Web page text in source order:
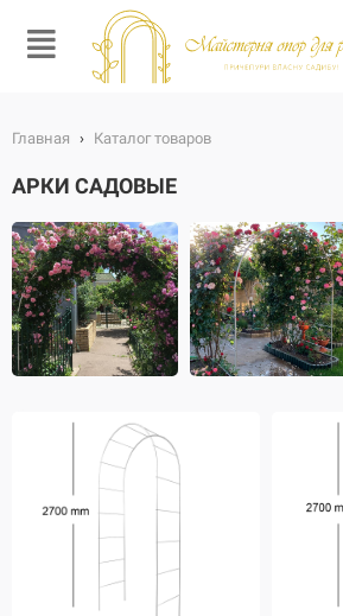
Главная › Каталог товаров
АРКИ САДОВЫЕ